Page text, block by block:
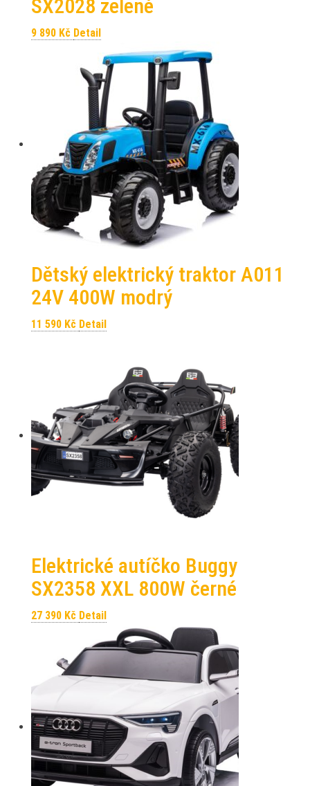
SX2028 zelené
9 890 Kč Detail
Dětský elektrický traktor A011
24V 400W modrý
11 590 Kč Detail
Elektrické autíčko Buggy
SX2358 XXL 800W černé
27 390 Kč Detail